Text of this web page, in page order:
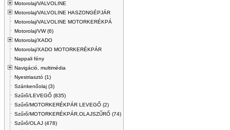
Motorolaj/VALVOLINE
Motorolaj/VALVOLINE HASZONGÉPJÁR
Motorolaj/VALVOLINE MOTORKERÉKPÁ
Motorolaj/VW (6)
Motorolaj/XADO
Motorolaj/XADO MOTORKERÉKPÁR
Nappali fény
Navigáció, multimédia
Nyestriasztó (1)
Szánkenőolaj (3)
Szűrő/LEVEGŐ (835)
Szűrő/MOTORKERÉKPÁR LEVEGŐ (2)
Szűrő/MOTORKERÉKPÁR,OLAJSZŰRŐ (74)
Szűrő/OLAJ (478)